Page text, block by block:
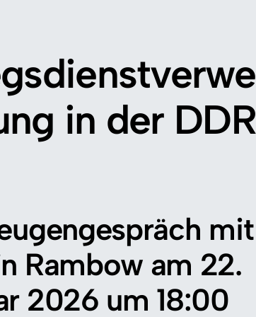
in der DDR
mit
Rambow am 22.
2026 um 18:00